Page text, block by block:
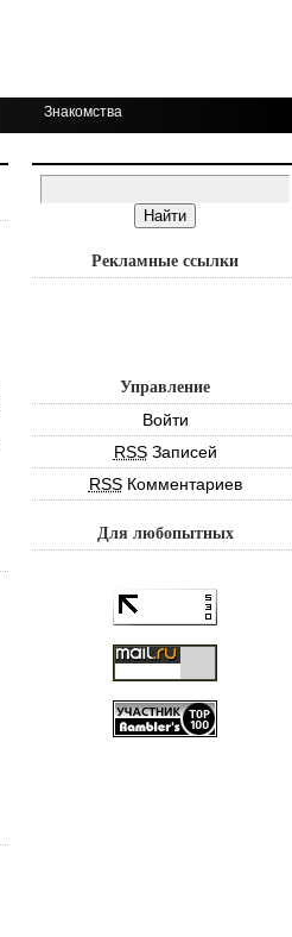
Знакомства
Рекламные ссылки
Управление
Войти
RSSЗаписей
RSSКомментариев
Для любопытных